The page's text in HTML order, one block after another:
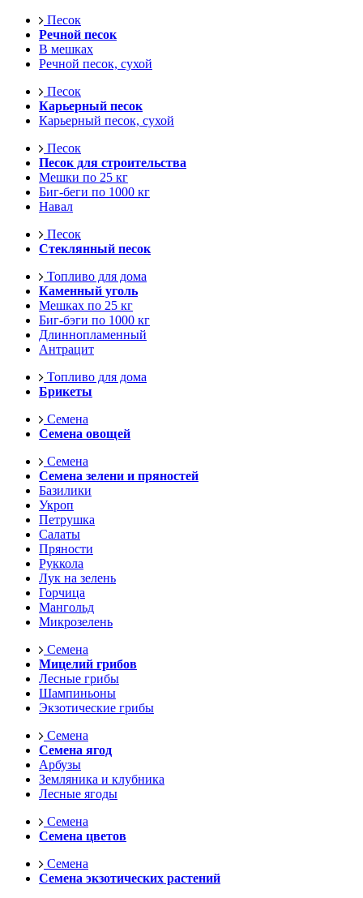
Песок
Речной песок
В мешках
Речной песок, сухой
Песок
Карьерный песок
Карьерный песок, сухой
Песок
Песок для строительства
Мешки по 25 кг
Биг-беги по 1000 кг
Навал
Песок
Стеклянный песок
Топливо для дома
Каменный уголь
Мешках по 25 кг
Биг-бэги по 1000 кг
Длиннопламенный
Антрацит
Топливо для дома
Брикеты
Семена
Семена овощей
Семена
Семена зелени и пряностей
Базилики
Укроп
Петрушка
Салаты
Пряности
Руккола
Лук на зелень
Горчица
Мангольд
Микрозелень
Семена
Мицелий грибов
Лесные грибы
Шампиньоны
Экзотические грибы
Семена
Семена ягод
Арбузы
Земляника и клубника
Лесные ягоды
Семена
Семена цветов
Семена
Семена экзотических растений